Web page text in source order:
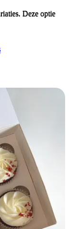
Deze optie
Deze optie